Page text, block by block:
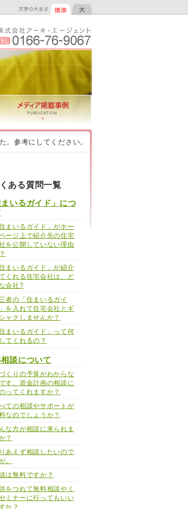
。参考にしてください。
ある質問一覧
まいるガイド」につ
住まいるガイド」がホー
ージ上で紹介先の住宅
を公開していない理由
住まいるガイド」が紹介
くれる住宅会社は、ど
会社?
者の「住まいるガイ
を入れて住宅会社とギ
ャクしませんか？
住まいるガイド」って何
てくれるの？
談について
くりの予算がわからな
す。資金計画の相談に
ってくれますか？
ての相談やサポートが
なのでしょうか？
な方が相談に来られま
？
あえず相談したいので
。
は無料ですか？
をつれて無料相談やミ
ミナーに行ってもいい
か？